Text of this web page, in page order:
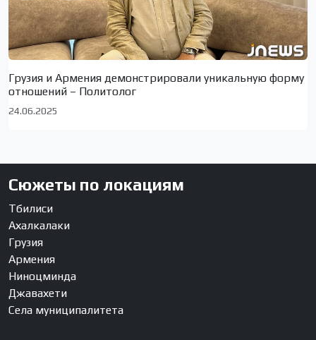
Грузия и Армения демонстрировали уникальную форму
отношений – Политолог
24.06.2025
Сюжеты по локациям
Тбилиси
Ахалкалаки
Грузия
Армения
Ниноцминда
Джавахети
Села муниципалитета